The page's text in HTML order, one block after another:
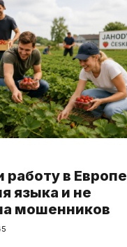
работу в Европе
языка и не
мошенников